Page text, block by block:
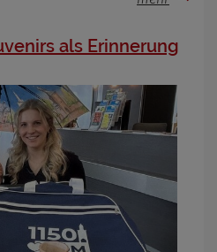
als Erinnerung